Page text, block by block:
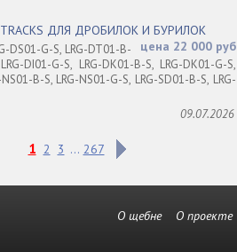
ДЛЯ ДРОБИЛОК И БУРИЛОК
цена 22 000 руб
DS01-G-S, LRG-DT01-B-
DI01-G-S, LRG-DK01-B-S, LRG-DK01-G-S,
B-S, LRG-NS01-G-S, LRG-SD01-B-S, LRG-
09.07.2026
1 2 3 ... 267
О щебне О проекте